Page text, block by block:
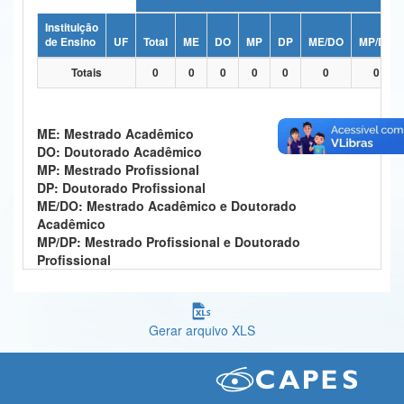
Ministério da Ciência, Tecnologia, Inovações e Comunicações
Ministério do Meio Ambiente
Ministério do Desenvolvimento Regional
Controladoria-Geral da União
Ministério da Mulher, da Família e dos Direitos Humanos
Secretaria-Geral
Instituição
de Ensino
UF Total ME DO MP DP ME/DO
MP/DP
Totais
0 0 0 0 0 0 0
ME: Mestrado Acadêmico
DO: Doutorado Acadêmico
MP: Mestrado Profissional
DP: Doutorado Profissional
ME/DO: Mestrado Acadêmico e Doutorado
Acadêmico
MP/DP: Mestrado Profissional e Doutorado
Profissional
Gerar arquivo XLS